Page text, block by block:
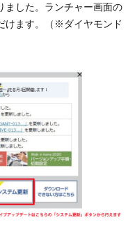
ました。ランチャー画面の
けます。（※ダイヤモンド